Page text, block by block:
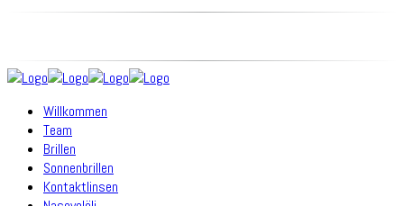
Willkommen
Team
Brillen
Sonnenbrillen
Kontaktlinsen